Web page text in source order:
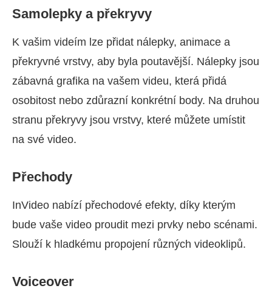
Samolepky a překryvy
K vašim videím lze přidat nálepky, animace a
překryvné vrstvy, aby byla poutavější. Nálepky jsou
zábavná grafika na vašem videu, která přidá
osobitost nebo zdůrazní konkrétní body. Na druhou
stranu překryvy jsou vrstvy, které můžete umístit
na své video.
Přechody
InVideo nabízí přechodové efekty, díky kterým
bude vaše video proudit mezi prvky nebo scénami.
Slouží k hladkému propojení různých videoklipů.
Voiceover